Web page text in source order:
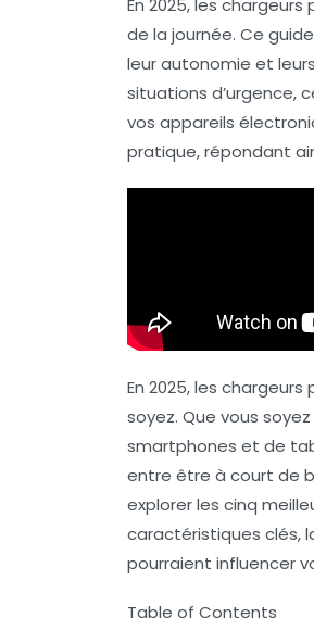
En 2025, les chargeurs
de la journée. Ce
leurautonomie et leurs
situations d’urgence,
vos appareils
pratique, répondant
En 2025, les
soyez. Que vous
smartphones et de
entre être à court de
explorer les cinq
caractéristiques clés,
pourraient influencer
Table of Contents